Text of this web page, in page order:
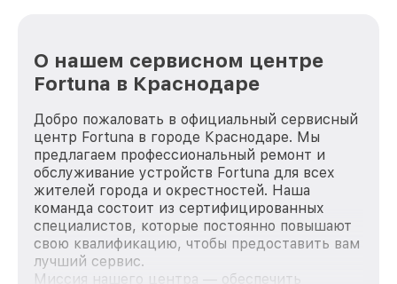
О нашем сервисном центре
Fortuna в Краснодаре
Добро пожаловать в официальный сервисный
центр Fortuna в городе Краснодаре. Мы
предлагаем профессиональный ремонт и
обслуживание устройств Fortuna для всех
жителей города и окрестностей. Наша
команда состоит из сертифицированных
специалистов, которые постоянно повышают
свою квалификацию, чтобы предоставить вам
лучший сервис.
Миссия нашего центра — обеспечить